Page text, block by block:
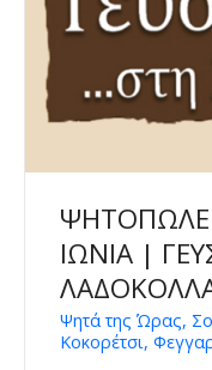
ΙΩΝΙΑ |
Ψητά της Ώρας,
Κοκορέτσι,